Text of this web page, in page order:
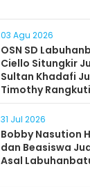
03 Agu 2026
OSN SD
Ciello Situngkir
Sultan Khadafi
Timothy
31 Jul 2026
Bobby Nasution
dan Beasiswa
Asal